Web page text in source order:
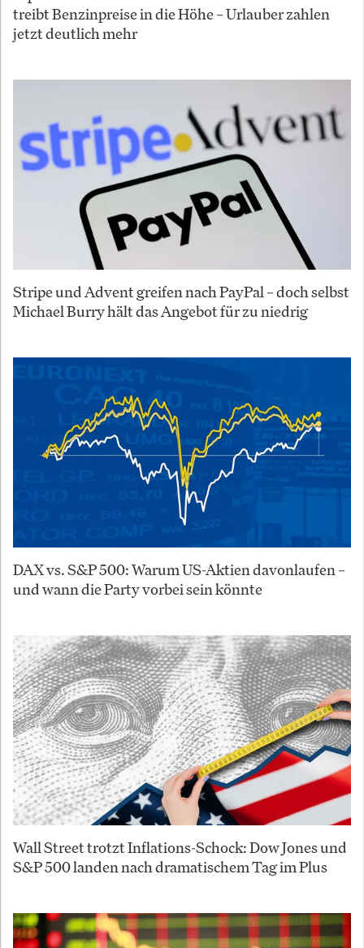
treibt Benzinpreise in die Höhe – Urlauber zahlen
jetzt deutlich mehr
Stripe und Advent greifen nach PayPal – doch selbst
Michael Burry hält das Angebot für zu niedrig
DAX vs. S&P 500: Warum US-Aktien davonlaufen –
und wann die Party vorbei sein könnte
Wall Street trotzt Inflations-Schock: Dow Jones und
S&P 500 landen nach dramatischem Tag im Plus